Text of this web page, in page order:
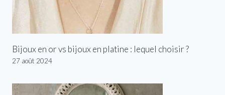
Bijoux en or vs bijoux en platine : lequel choisir ?
27 août 2024